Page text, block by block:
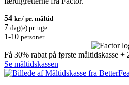
54 kr./ pr. måltid
7 dag(e) pr. uge
1-10 personer
Få 30% rabat på første måltidskasse +
Se måltidskassen